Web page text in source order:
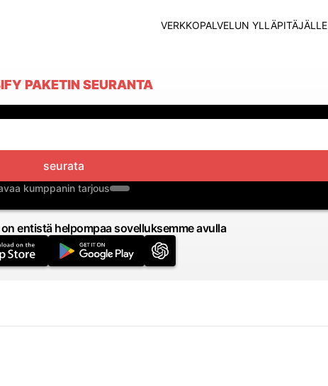
VERKKOPALVELUN YLLÄPITÄJÄLLE
PAKETIN SEURANTA
seurata
kumppanin tarjous
entistä helpompaa sovelluksemme avulla